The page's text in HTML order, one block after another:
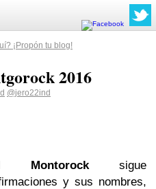
¡Propón tu blog!
2016
@jero22ind
Montorock sigue
y sus nombres,